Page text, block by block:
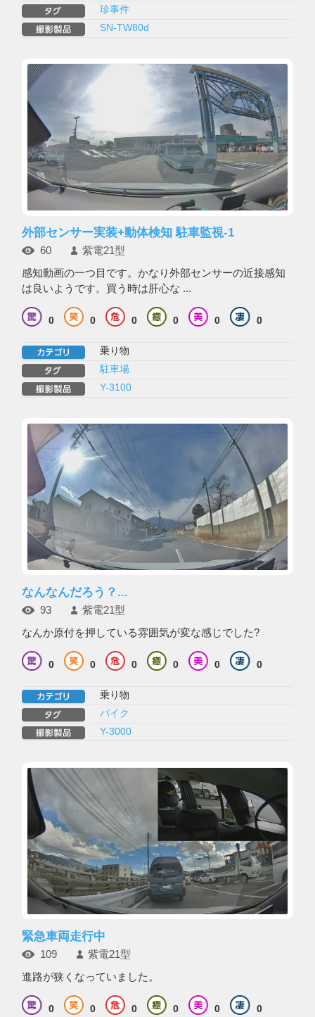
珍事件
SN-TW80d
外部センサー実装+動体検知 駐車監視-1
60 紫電21型
感知動画の一つ目です。かなり外部センサーの近接感知
は良いようです。買う時は肝心な ...
0 0 0 0 0 0
乗り物
駐車場
Y-3100
なんなんだろう？...
93 紫電21型
なんか原付を押している雰囲気が変な感じでした?
0 0 0 0 0 0
乗り物
バイク
Y-3000
緊急車両走行中
109 紫電21型
進路が狭くなっていました。
0 0 0 0 0 0